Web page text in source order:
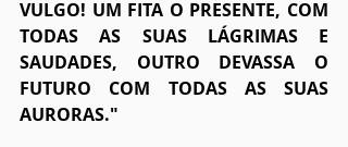
VULGO! UM FITA O PRESENTE, COM
TODAS AS SUAS LÁGRIMAS E
SAUDADES, OUTRO DEVASSA O
FUTURO COM TODAS AS SUAS
AURORAS."